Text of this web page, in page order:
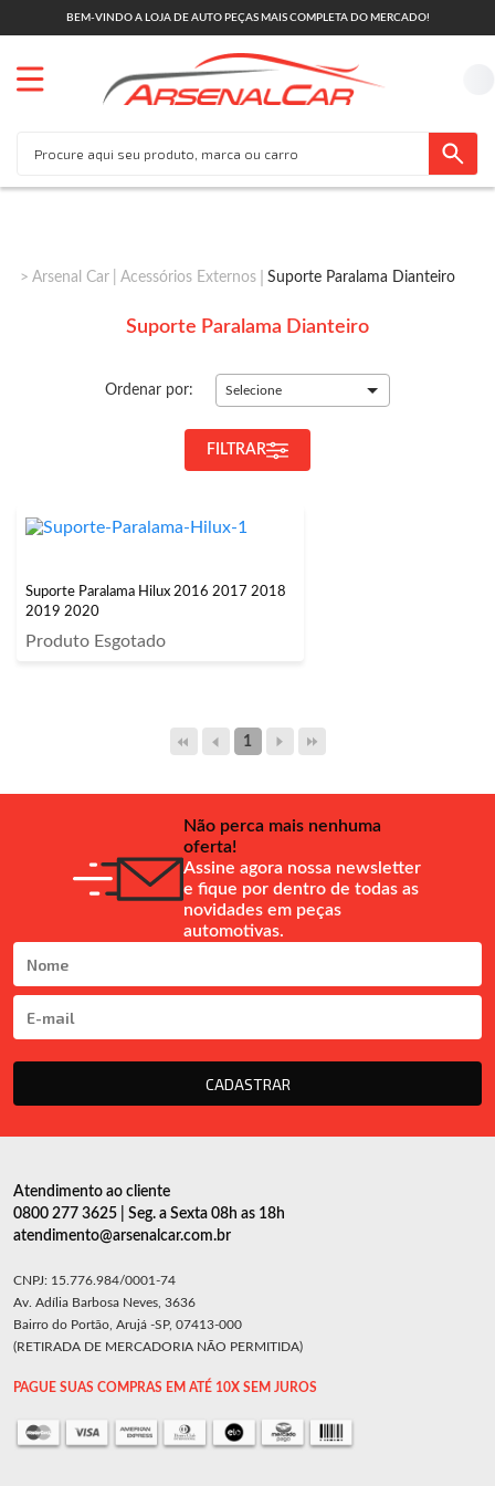
BEM-VINDO A LOJA DE AUTO PEÇAS MAIS COMPLETA DO MERCADO!
Arsenal Car Acessórios Externos Suporte Paralama Dianteiro
Suporte Paralama Dianteiro
Ordenar por: Selecione
FILTRAR
Suporte Paralama Hilux 2016 2017 2018
2019 2020
Produto Esgotado
1
Não perca mais nenhuma
oferta!
Assine agora nossa newsletter
e fique por dentro de todas as
novidades em peças
automotivas.
CADASTRAR
Atendimento ao cliente
0800 277 3625 | Seg. a Sexta 08h as 18h
atendimento@arsenalcar.com.br
CNPJ: 15.776.984/0001-74
Av. Adília Barbosa Neves, 3636
Bairro do Portão, Arujá -SP, 07413-000
(RETIRADA DE MERCADORIA NÃO PERMITIDA)
PAGUE SUAS COMPRAS EM ATÉ 10X SEM JUROS